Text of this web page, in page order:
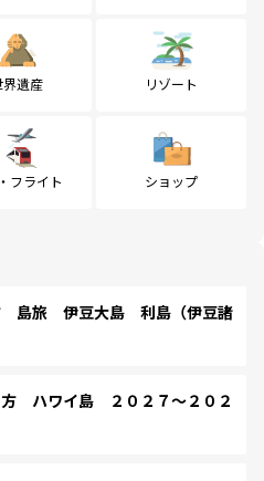
界遺産 リゾート
フライト ショップ
島旅 伊豆大島 利島（伊豆諸
ハワイ島 ２０２７～２０２